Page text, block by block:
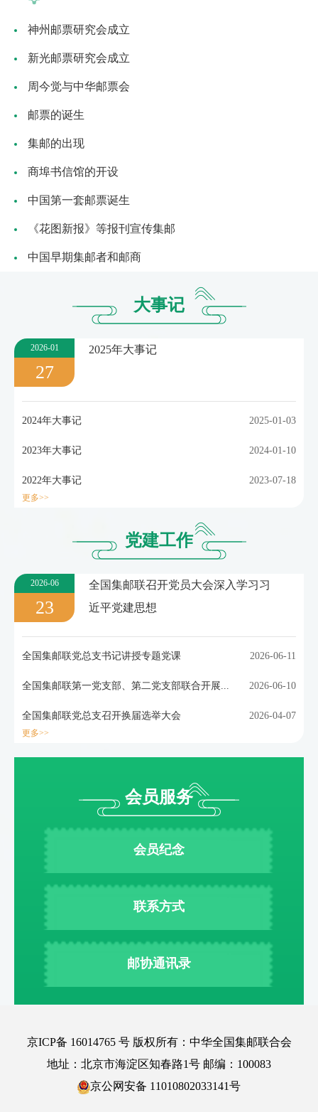
神州邮票研究会成立
新光邮票研究会成立
周今觉与中华邮票会
邮票的诞生
集邮的出现
商埠书信馆的开设
中国第一套邮票诞生
《花图新报》等报刊宣传集邮
中国早期集邮者和邮商
大事记
2026-01
27
2025年大事记
2024年大事记 2025-01-03
2023年大事记 2024-01-10
2022年大事记 2023-07-18
更多>>
党建工作
2026-06
23
全国集邮联召开党员大会深入学习习
近平党建思想
全国集邮联党总支书记讲授专题党课 2026-06-11
全国集邮联第一党支部、第二党支部联合开展... 2026-06-10
全国集邮联党总支召开换届选举大会 2026-04-07
更多>>
会员服务
会员纪念
联系方式
邮协通讯录
京ICP备 16014765 号 版权所有：中华全国集邮联合会
地址：北京市海淀区知春路1号 邮编：100083
京公网安备 11010802033141号